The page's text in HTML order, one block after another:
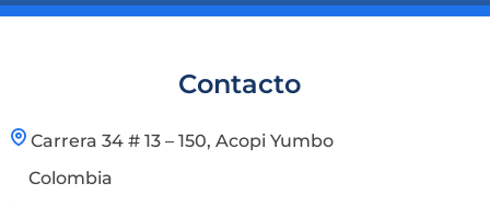
Contacto
Carrera 34 # 13 – 150, Acopi Yumbo
Colombia